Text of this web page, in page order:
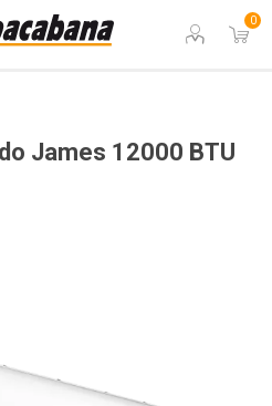
0
James 12000 BTU